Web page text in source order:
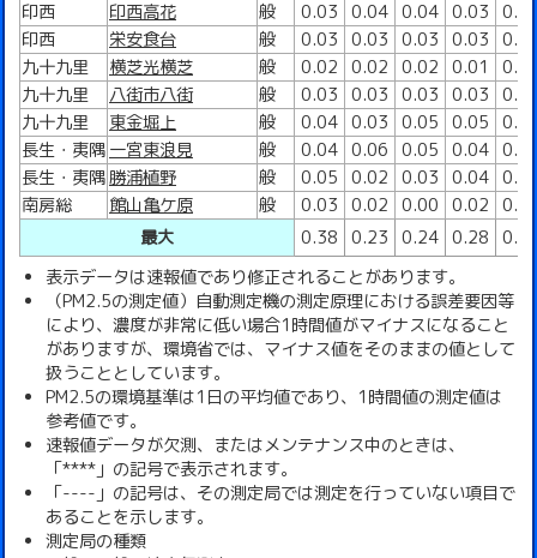
印西
印西高花 般 0.03 0.04 0.04 0.03
印西
栄安食台 般 0.03 0.03 0.03 0.03
九十九里
横芝光横芝 般 0.02 0.02 0.02 0.01
九十九里
八街市八街 般 0.03 0.03 0.03 0.03
九十九里
東金堀上 般 0.04 0.03 0.05 0.05
長生・夷隅 一宮東浪見 般 0.04 0.06 0.05 0.04
長生・夷隅勝浦植野 般 0.05 0.02 0.03 0.04
南房総
館山亀ケ原 般 0.03 0.02 0.00 0.02
最大
0.38 0.23 0.24 0.28
表示データは速報値であり修正されることがあります。
（PM2.5の測定値）自動測定機の測定原理における誤差要因等
により、濃度が非常に低い場合1時間値がマイナスになること
がありますが、環境省では、マイナス値をそのままの値として
扱うこととしています。
PM2.5の環境基準は1日の平均値であり、1時間値の測定値は
参考値です。
速報値データが欠測、またはメンテナンス中のときは、
「****」の記号で表示されます。
「----」の記号は、その測定局では測定を行っていない項目で
あることを示します。
測定局の種類